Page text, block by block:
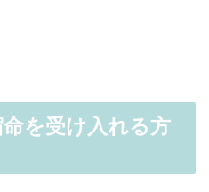
を受け入れる方